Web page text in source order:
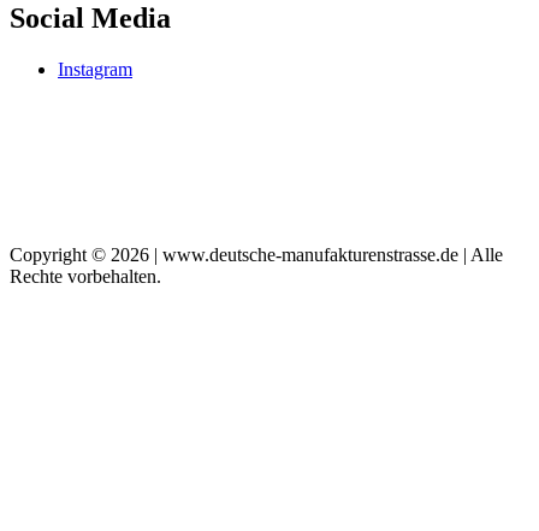
Social Media
Instagram
Copyright © 2026 | www.deutsche-manufakturenstrasse.de | Alle
Rechte vorbehalten.